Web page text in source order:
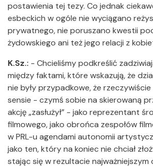
postawienia tej tezy. Co jednak
esbeckich w ogóle nie wyciągano
prywatnego, nie poruszano kwestii
żydowskiego ani też jego relacji z
K.Sz.: - Chcieliśmy podkreślić
między faktami, które wskazują, że
nie były przypadkowe, że
sensie - czymś sobie na skierowaną
akcję „zasłużył” - jako reprezentant
filmowego, jako obrońca zespołów
w PRL-u agendami autonomii
jako ten, który na koniec nie chciał
stając się w rezultacie najważniejszym